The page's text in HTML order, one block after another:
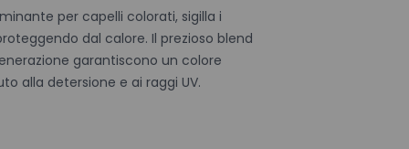
per capelli colorati, sigilla i
dal calore. Il prezioso blend
garantiscono un colore
alla detersione e ai raggi UV.